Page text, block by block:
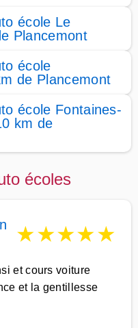
école Le
Plancemont
école
de Plancemont
école Fontaines-
km de
écoles
★★★★★
et cours voiture
et la gentillesse